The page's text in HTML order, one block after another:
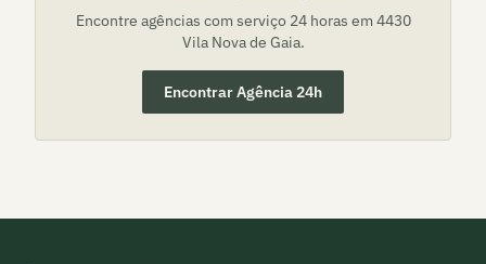
Encontre agências com serviço 24 horas em 4430
Vila Nova de Gaia.
Encontrar Agência 24h